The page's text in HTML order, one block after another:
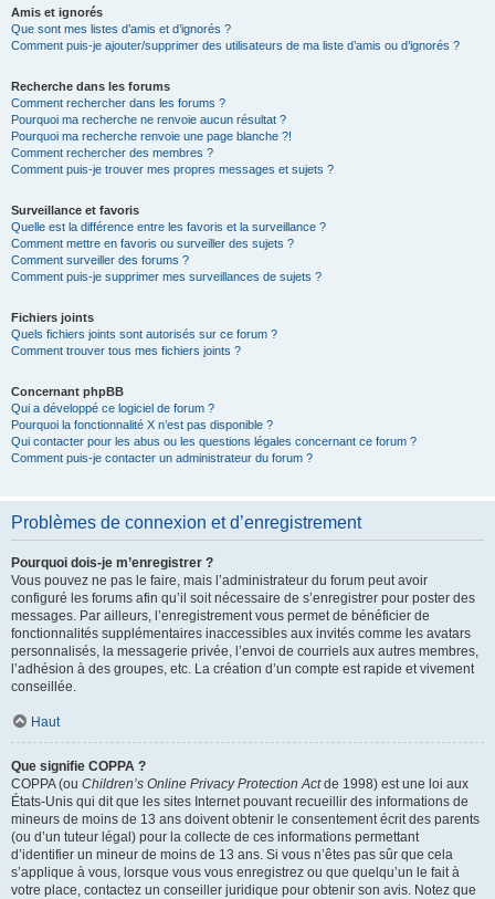
Amis et ignorés
Que sont mes listes d’amis et d’ignorés ?
Comment puis-je ajouter/supprimer des utilisateurs de ma liste d’amis ou d’ignorés ?
Recherche dans les forums
Comment rechercher dans les forums ?
Pourquoi ma recherche ne renvoie aucun résultat ?
Pourquoi ma recherche renvoie une page blanche ?!
Comment rechercher des membres ?
Comment puis-je trouver mes propres messages et sujets ?
Surveillance et favoris
Quelle est la différence entre les favoris et la surveillance ?
Comment mettre en favoris ou surveiller des sujets ?
Comment surveiller des forums ?
Comment puis-je supprimer mes surveillances de sujets ?
Fichiers joints
Quels fichiers joints sont autorisés sur ce forum ?
Comment trouver tous mes fichiers joints ?
Concernant phpBB
Qui a développé ce logiciel de forum ?
Pourquoi la fonctionnalité X n’est pas disponible ?
Qui contacter pour les abus ou les questions légales concernant ce forum ?
Comment puis-je contacter un administrateur du forum ?
Problèmes de connexion et d’enregistrement
Pourquoi dois-je m’enregistrer ?
Vous pouvez ne pas le faire, mais l’administrateur du forum peut avoir
configuré les forums afin qu’il soit nécessaire de s’enregistrer pour poster des
messages. Par ailleurs, l’enregistrement vous permet de bénéficier de
fonctionnalités supplémentaires inaccessibles aux invités comme les avatars
personnalisés, la messagerie privée, l’envoi de courriels aux autres membres,
l’adhésion à des groupes, etc. La création d’un compte est rapide et vivement
conseillée.
Haut
Que signifie COPPA ?
COPPA (ou Children’s Online Privacy Protection Actde 1998) est une loi aux
États-Unis qui dit que les sites Internet pouvant recueillir des informations de
mineurs de moins de 13 ans doivent obtenir le consentement écrit des parents
(ou d’un tuteur légal) pour la collecte de ces informations permettant
d’identifier un mineur de moins de 13 ans. Si vous n’êtes pas sûr que cela
s’applique à vous, lorsque vous vous enregistrez ou que quelqu’un le fait à
votre place, contactez un conseiller juridique pour obtenir son avis. Notez que